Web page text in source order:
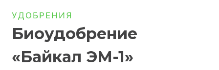
УДОБРЕНИЯ
Биоудобрение
«Байкал ЭМ-1»